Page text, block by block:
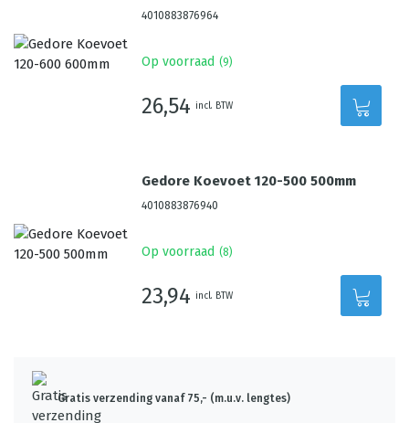
4010883876964
Op voorraad (9)
26,54 incl. BTW
Gedore Koevoet 120-500 500mm
4010883876940
Op voorraad (8)
23,94 incl. BTW
Gratis verzending vanaf 75,- (m.u.v. lengtes)